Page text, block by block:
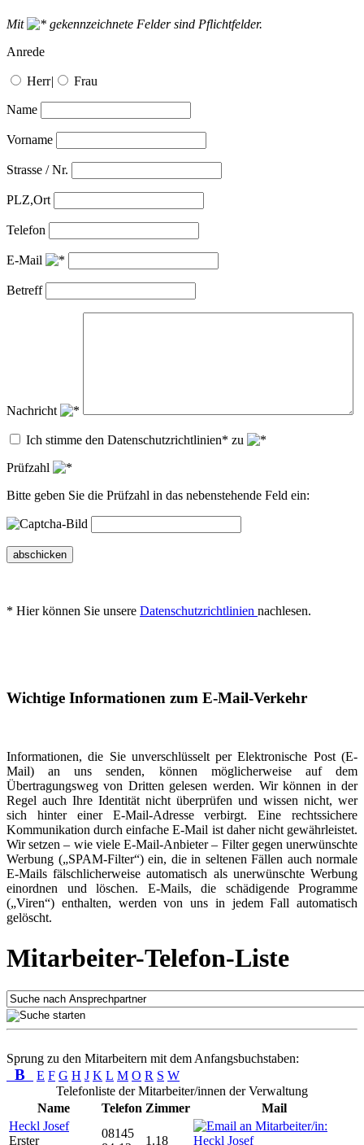
Mit
gekennzeichnete Felder sind Pflichtfelder.
Anrede
Herr| Frau
Name
Vorname
Strasse / Nr.
PLZ,Ort
Telefon
E-Mail
Betreff
Nachricht
Ich stimme den Datenschutzrichtlinien* zu
Prüfzahl
Bitte geben Sie die Prüfzahl in das nebenstehende Feld ein:
abschicken
* Hier können Sie unsere Datenschutzrichtlinien nachlesen.
Wichtige Informationen zum E-Mail-Verkehr
Informationen, die Sie unverschlüsselt per Elektronische Post (E-
Mail) an uns senden, können möglicherweise auf dem
Übertragungsweg von Dritten gelesen werden. Wir können in der
Regel auch Ihre Identität nicht überprüfen und wissen nicht, wer
sich hinter einer E-Mail-Adresse verbirgt. Eine rechtssichere
Kommunikation durch einfache E-Mail ist daher nicht gewährleistet.
Wir setzen – wie viele E-Mail-Anbieter – Filter gegen unerwünschte
Werbung („SPAM-Filter“) ein, die in seltenen Fällen auch normale
E-Mails fälschlicherweise automatisch als unerwünschte Werbung
einordnen und löschen. E-Mails, die schädigende Programme
(„Viren“) enthalten, werden von uns in jedem Fall automatisch
gelöscht.
Mitarbeiter-Telefon-Liste
Sprung zu den Mitarbeitern mit dem Anfangsbuchstaben:
B E F G H J K L M O R S W
Telefonliste der Mitarbeiter/innen der Verwaltung
Name
Telefon Zimmer
Mail
Heckl Josef
Erster
08145
1.18